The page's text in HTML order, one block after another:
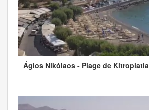
Ágios Nikólaos - Plage de Kitroplatia